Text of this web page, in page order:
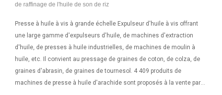
de raffinage de l'huile de son de riz
Presse à huile à vis à grande échelle Expulseur d'huile à vis offrant
une large gamme d'expulseurs d'huile, de machines d'extraction
d'huile, de presses à huile industrielles, de machines de moulin à
huile, etc. Il convient au pressage de graines de coton, de colza, de
graines d'abrasin, de graines de tournesol. 4 409 produits de
machines de presse à huile d'arachide sont proposés à la vente par